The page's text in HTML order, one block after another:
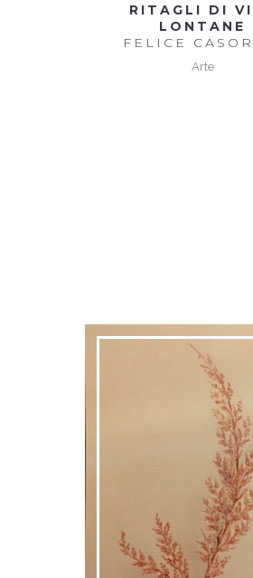
RITAGLI DI
LONTANE
FELICE
Arte